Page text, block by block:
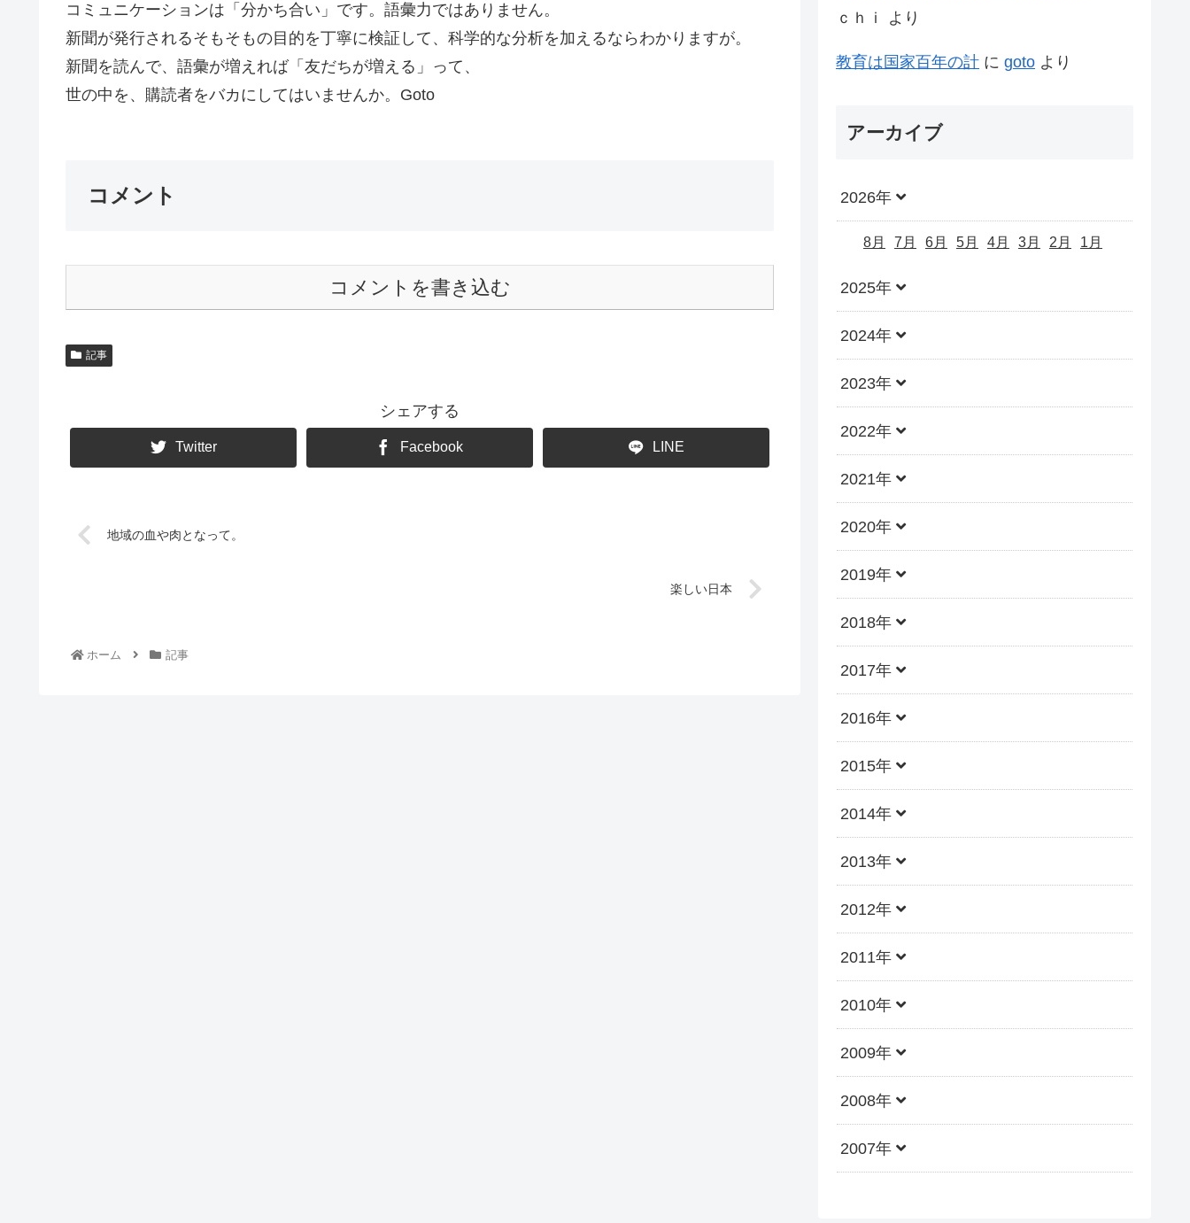
コミュニケーションは「分かち合い」です。語彙力ではありません。
新聞が発行されるそもそもの目的を丁寧に検証して、科学的な分析を加えるならわかりますが。
新聞を読んで、語彙が増えれば「友だちが増える」って、
世の中を、購読者をバカにしてはいませんか。Goto
コメント
コメントを書き込む
記事
シェアする
Twitter Facebook LINE
地域の血や肉となって。
楽しい日本
ホーム 記事
ｃｈｉ
より
教育は国家百年の計 に goto より
アーカイブ
2026年
8月 7月 6月 5月 4月 3月 2月 1月
2025年
2024年
2023年
2022年
2021年
2020年
2019年
2018年
2017年
2016年
2015年
2014年
2013年
2012年
2011年
2010年
2009年
2008年
2007年